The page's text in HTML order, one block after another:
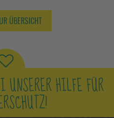
ÜBERSICHT
HILFE FÜR